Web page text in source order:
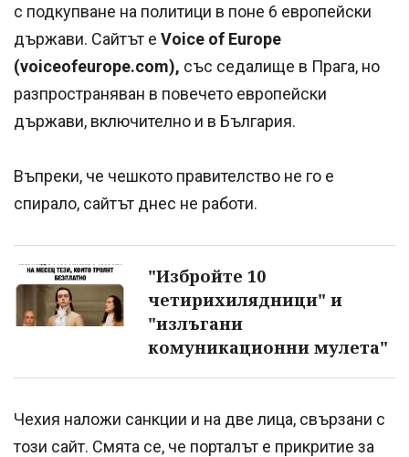
с подкупване на политици в поне 6 европейски
държави. Сайтът е Voice of Europe
(voiceofeurope.com), със седалище в Прага, но
разпространяван в повечето европейски
държави, включително и в България.
Въпреки, че чешкото правителство не го е
спирало, сайтът днес не работи.
"Избройте 10
четирихилядници" и
"излъгани
комуникационни мулета"
Чехия наложи санкции и на две лица, свързани с
този сайт. Смята се, че порталът е прикритие за